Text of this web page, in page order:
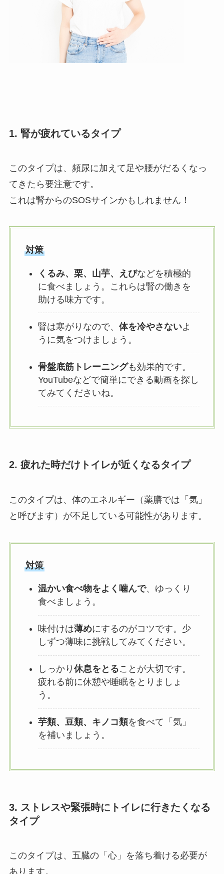
1. 腎が疲れているタイプ
このタイプは、頻尿に加えて足や腰がだるくなっ
てきたら要注意です。
これは腎からのSOSサインかもしれません！
対策
くるみ、栗、山芋、えびなどを積極的
に食べましょう。これらは腎の働きを
助ける味方です。
腎は寒がりなので、 体を冷やさないよ
うに気をつけましょう。
骨盤底筋トレーニングも効果的です。
YouTubeなどで簡単にできる動画を探し
てみてくださいね。
2. 疲れた時だけトイレが近くなるタイプ
このタイプは、体のエネルギー（薬膳では「気」
と呼びます）が不足している可能性があります。
対策
温かい食べ物をよく噛んで、ゆっくり
食べましょう。
味付けは薄めにするのがコツです。少
しずつ薄味に挑戦してみてください。
しっかり 休息をとることが大切です。
疲れる前に休憩や睡眠をとりましょ
う。
芋類、豆類、キノコ類を食べて「気」
を補いましょう。
3. ストレスや緊張時にトイレに行きたくなる
タイプ
このタイプは、五臓の「心」を落ち着ける必要が
あります。